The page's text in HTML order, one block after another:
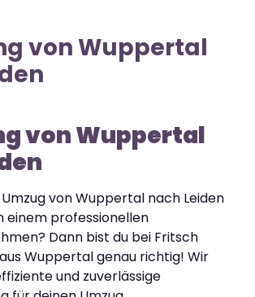
von Wuppertal
von Wuppertal
von Wuppertal nach Leiden
einem professionellen
Dann bist du bei Fritsch
Wuppertal genau richtig! Wir
und zuverlässige